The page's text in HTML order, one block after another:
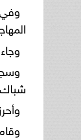
وجاء
شباك